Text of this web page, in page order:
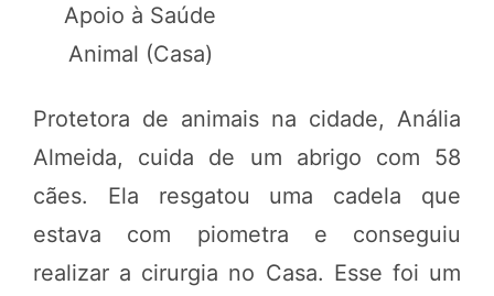
Apoio à Saúde
Animal (Casa)
Protetora de animais na cidade, Anália
Almeida, cuida de um abrigo com 58
cães. Ela resgatou uma cadela que
estava com piometra e conseguiu
realizar a cirurgia no Casa. Esse foi um